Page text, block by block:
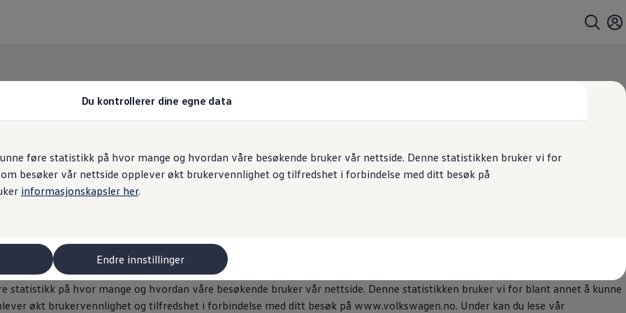
Du kontrollerer dine egne data
føre statistikk på hvor mange og hvordan våre besøkende bruker vår nettside. Denne statistikken bruker vi for
besøker vår nettside opplever økt brukervennlighet og tilfredshet i forbindelse med ditt besøk på
informasjonskapsler her.
Endre innstillinger
Informasjonskapsler
statistikk på hvor mange og hvordan våre besøkende bruker vår nettside. Denne statistikken bruker vi for blant annet å kunne
økt brukervennlighet og tilfredshet i forbindelse med ditt besøk på www.volkswagen.no. Under kan du lese vår